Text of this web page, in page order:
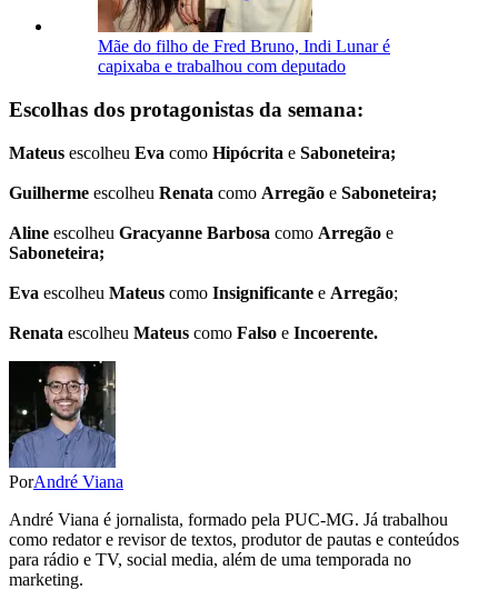
Mãe do filho de Fred Bruno, Indi Lunar é
capixaba e trabalhou com deputado
Escolhas dos protagonistas da semana:
Mateus escolheu Eva como Hipócrita e Saboneteira;
Guilherme escolheu Renata como Arregão e Saboneteira;
Aline escolheu Gracyanne Barbosa como Arregão e
Saboneteira;
Eva escolheu Mateus como Insignificante e Arregão;
Renata escolheu Mateus como Falso e Incoerente.
PorAndré Viana
André Viana é jornalista, formado pela PUC-MG. Já trabalhou
como redator e revisor de textos, produtor de pautas e conteúdos
para rádio e TV, social media, além de uma temporada no
marketing.